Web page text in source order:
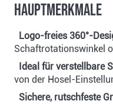
Hauptmerkmale
Logo-freies 360°-
Schaftrotationswinkel
Ideal für verstellbare
von der Hosel-
Sichere, rutschfeste